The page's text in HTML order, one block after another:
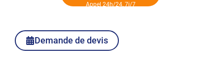
Appel 24h/24, 7j/7
Demande de devis